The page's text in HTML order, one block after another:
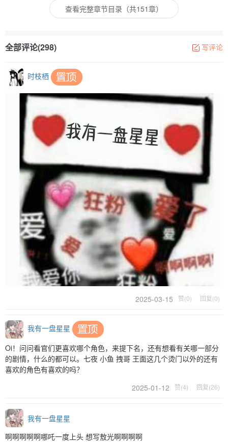
查看完整章节目录（共151章）
全部评论(298) 写评论
时枝栖
2025-03-15 赞(0) 回复(0)
我有一盘星星
Oi！问问看官们更喜欢哪个角色，来提下名，还有想看有关哪一部分
的剧情，什么的都可以。七夜 小鱼 拽哥 王面这几个烫门以外的还有
喜欢的角色有喜欢的吗？
2025-01-12
赞(4) 回复(26)
我有一盘星星
啊啊啊啊啊哪吒一度上头 想写敖光啊啊啊啊